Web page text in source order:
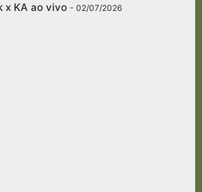
x KA ao vivo- 02/07/2026